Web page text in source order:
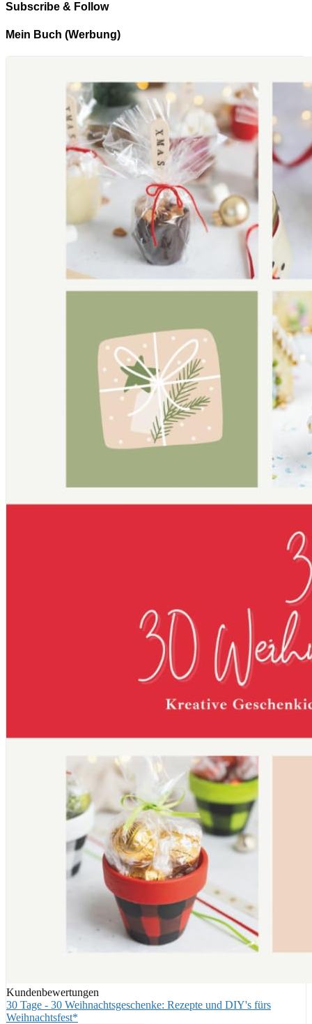
Subscribe & Follow
Mein Buch (Werbung)
Kundenbewertungen
30 Tage - 30 Weihnachtsgeschenke: Rezepte und DIY's fürs
Weihnachtsfest*